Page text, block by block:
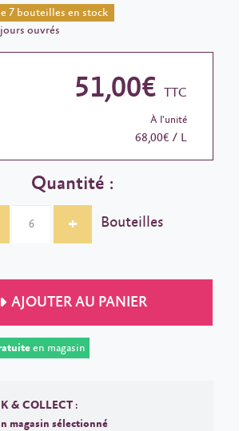
7 bouteilles en stock
ouvrés
51,00€ TTC
À l'unité
68,00€ / L
Quantité :
+ Bouteilles
AJOUTER AU PANIER
en magasin
& COLLECT :
magasin sélectionné